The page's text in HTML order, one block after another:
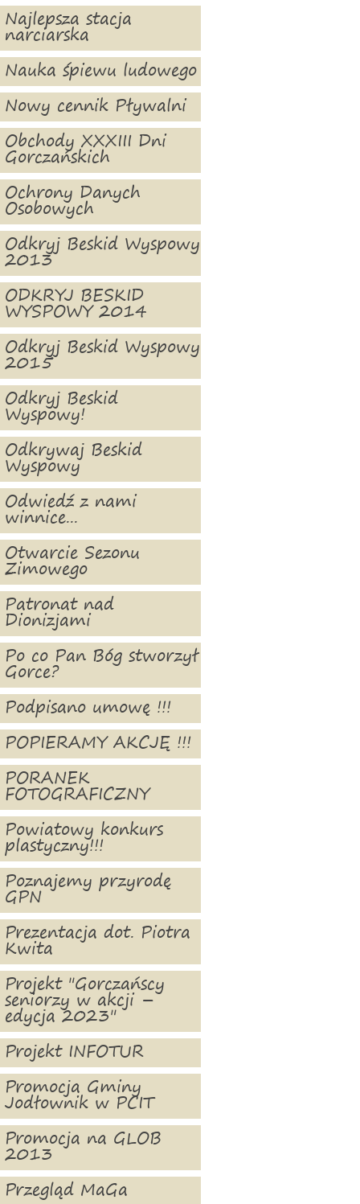
Najlepsza stacja
narciarska
Nauka śpiewu ludowego
Nowy cennik Pływalni
Obchody XXXIII Dni
Gorczańskich
Ochrony Danych
Osobowych
Odkryj Beskid Wyspowy
2013
ODKRYJ BESKID
WYSPOWY 2014
Odkryj Beskid Wyspowy
2015
Odkryj Beskid
Wyspowy!
Odkrywaj Beskid
Wyspowy
Odwiedź z nami
winnice...
Otwarcie Sezonu
Zimowego
Patronat nad
Dionizjami
Po co Pan Bóg stworzył
Gorce?
Podpisano umowę !!!
POPIERAMY AKCJĘ !!!
PORANEK
FOTOGRAFICZNY
Powiatowy konkurs
plastyczny!!!
Poznajemy przyrodę
GPN
Prezentacja dot. Piotra
Kwita
Projekt "Gorczańscy
seniorzy w akcji –
edycja 2023"
Projekt INFOTUR
Promocja Gminy
Jodłownik w PCIT
Promocja na GLOB
2013
Przegląd MaGa